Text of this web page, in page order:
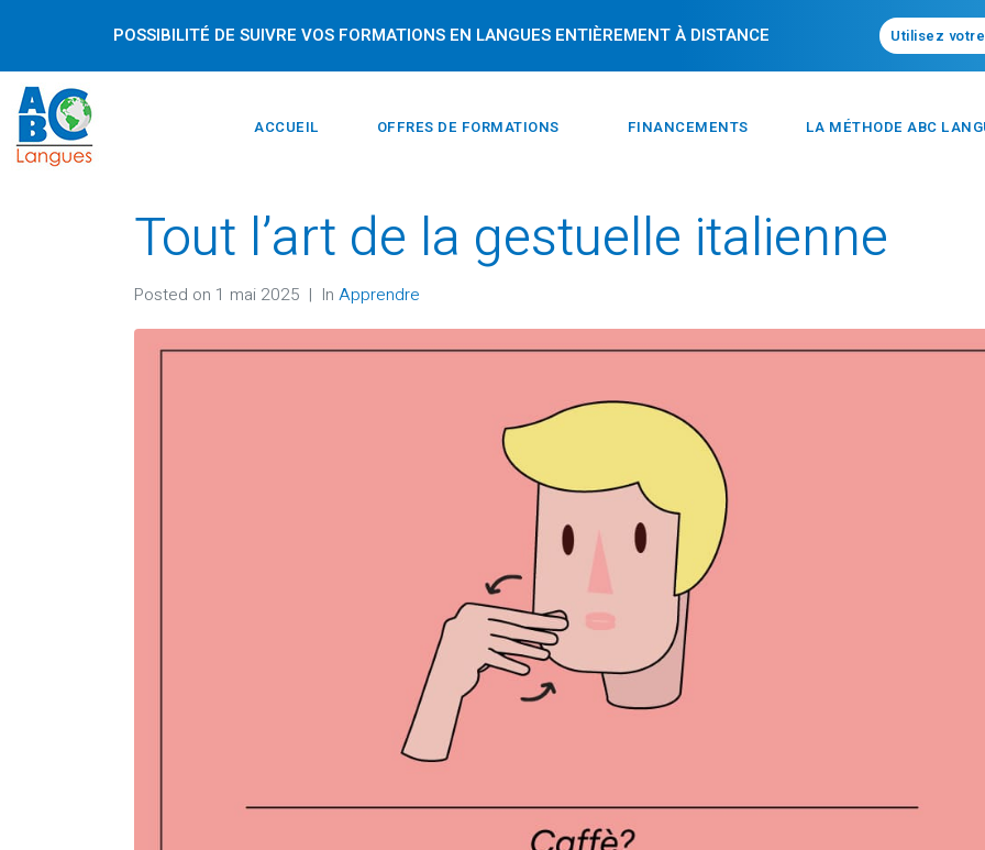
POSSIBILITÉ DE SUIVRE VOS FORMATIONS EN LANGUES ENTIÈREMENT À DISTANCE Utilisez
ACCUEIL OFFRES DE FORMATIONS FINANCEMENTS LA MÉTHODE ABC
Tout l’art de la gestuelle italienne
Posted on 1 mai 2025 In Apprendre